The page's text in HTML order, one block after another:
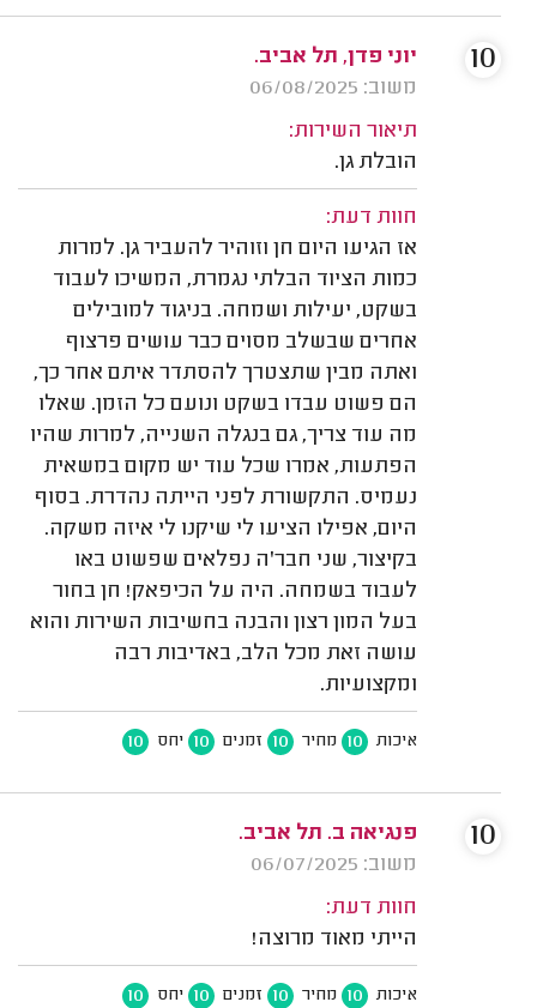
יוני פדן, תל אביב.
משוב: 06/08/2025
תיאור השירות:
הובלת גן.
חוות דעת:
אז הגיעו היום חן וזוהיר להעביר גן. למרות
כמות הציוד הבלתי נגמרת, המשיכו לעבוד
בשקט, יעילות ושמחה. בניגוד למובילים
אחרים שבשלב מסוים כבר עושים פרצוף
ואתה מבין שתצטרך להסתדר איתם אחר כך,
הם פשוט עבדו בשקט ונועם כל הזמן. שאלו
מה עוד צריך, גם בנגלה השנייה, למרות שהיו
הפתעות, אמרו שכל עוד יש מקום במשאית
נעמיס. התקשורת לפני הייתה נהדרת. בסוף
היום, אפילו הציעו לי שיקנו לי איזה משקה.
בקיצור, שני חבר'ה נפלאים שפשוט באו
לעבוד בשמחה. היה על הכיפאק! חן בחור
בעל המון רצון והבנה בחשיבות השירות והוא
עושה זאת מכל הלב, באדיבות רבה
ומקצועיות.
איכות 10 מחיר 10 זמנים 10 יחס 10
10
פנגיאה ב. תל אביב.
משוב: 06/07/2025
חוות דעת:
הייתי מאוד מרוצה!
איכות 10 מחיר 10 זמנים 10 יחס 10
10